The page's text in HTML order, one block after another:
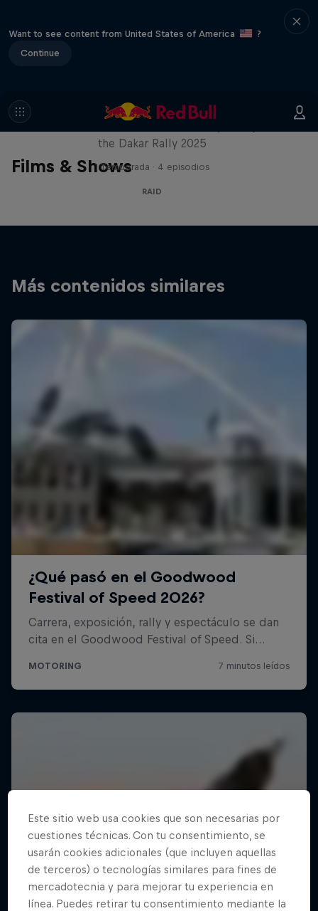
Want to see content from United States of America
?
Continue
Films & Shows
Journey to Dakar
the Dakar Rally 2025
1 Temporada · 4 episodios
RAID
Más contenidos similares
Este sitio web usa cookies que son necesarias por
cuestiones técnicas. Con tu consentimiento, se
usarán cookies adicionales (que incluyen aquellas
de terceros) o tecnologías similares para fines de
mercadotecnia y para mejorar tu experiencia en
línea. Puedes retirar tu consentimiento mediante la